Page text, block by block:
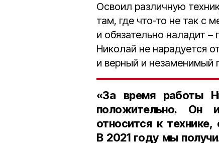
Освоил различную
там, где что‑то не так с
и обязательно наладит
Николай не нарадуется
и верный и
«За время работы
положительно. Он
относится к
В 2021 году мы